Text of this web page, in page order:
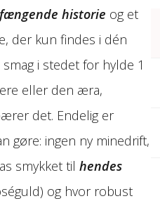
fængende historie og et
der kun findes i dén
i stedet for hylde 1
eller den æra,
det. Endelig er
gøre: ingen ny minedrift,
smykket til hendes
og hvor robust